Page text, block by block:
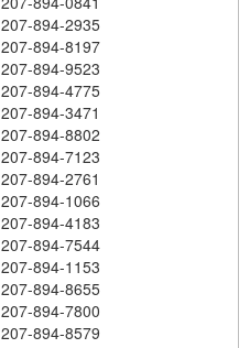
207-894-2935
207-894-8197
207-894-9523
207-894-4775
207-894-3471
207-894-8802
207-894-7123
207-894-2761
207-894-1066
207-894-4183
207-894-7544
207-894-1153
207-894-8655
207-894-7800
207-894-8579